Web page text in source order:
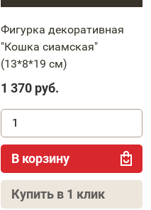
Фигурка декоративная
"Кошка сиамская"
(13*8*19 см)
1 370 руб.
В корзину
Купить в 1 клик